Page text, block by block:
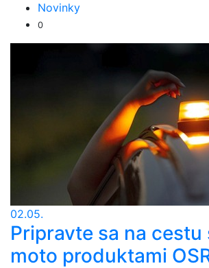
Novinky
0
02.05.
Pripravte sa na cestu
moto produktami